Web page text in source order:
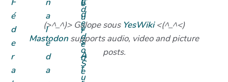
d
e
d
o
S
u
d
e
s
A
f
e
u
r
e
d
e
F
é
d
e
r
a
n
a
l
e
d
a
C
(>^_^)> Galope sous YesWiki<(^_^<)
Mastodon supports audio, video and picture
posts.